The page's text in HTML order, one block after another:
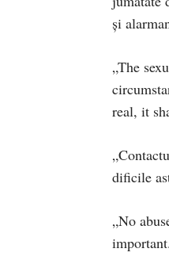
şi
„The
real, it
dificile
„No